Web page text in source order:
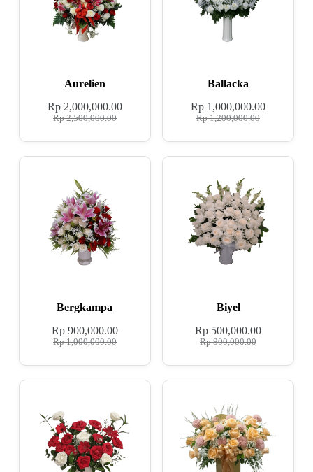
Aurelien
Rp2,500,000.00
Rp2,000,000.00
Ballacka
Rp1,200,000.00
Rp 1,000,000.00
Bergkampa
Rp1,000,000.00
Rp900,000.00
Biyel
Rp800,000.00
Rp 500,000.00